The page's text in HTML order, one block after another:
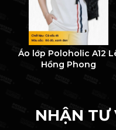
Áo lớp Poloholic A12
Hồng Phong
NHẬN TƯ